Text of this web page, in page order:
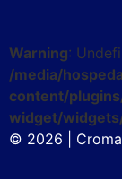
Warning:
/media/
content/
widget/
© 2026 |